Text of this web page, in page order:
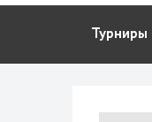
Турниры